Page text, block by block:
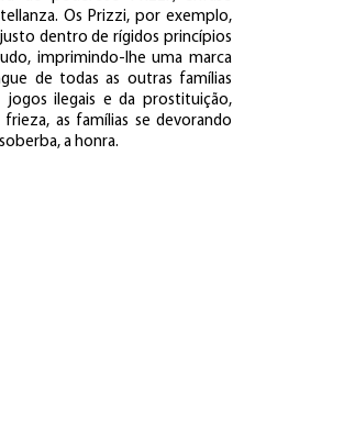
Os Prizzi, por exemplo,
dentro de rígidos princípios
imprimindo-lhe uma marca
de todas as outras famílias
jogos ilegais e da prostituição,
as famílias se devorando
a honra.